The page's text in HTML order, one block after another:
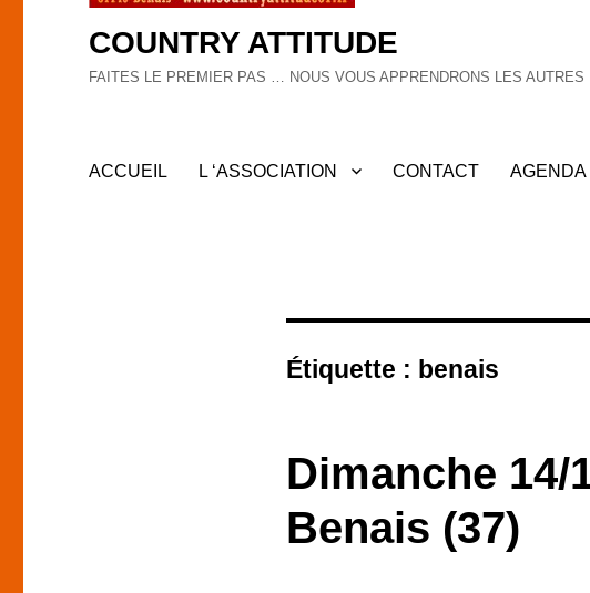
COUNTRY ATTITUDE
FAITES LE PREMIER PAS … NOUS VOUS APPRENDRONS LES AUTRES
ACCUEIL L ‘ASSOCIATION CONTACT AGENDA
Étiquette : benais
Dimanche 14/
Benais (37)